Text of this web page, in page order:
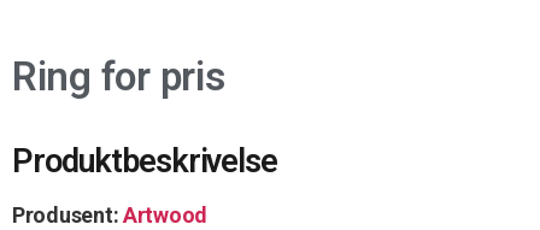
Ring for pris
Produktbeskrivelse
Produsent:Artwood